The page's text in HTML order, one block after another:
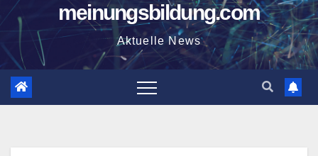
meinungsbildung.com
Aktuelle News